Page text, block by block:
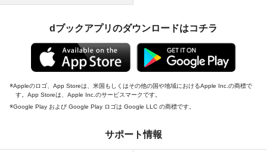
dブックアプリのダウンロードはコチラ
Appleのロゴ、App Storeは、米国もしくはその他の国や地域におけるApple Inc.の商標で
す。App Storeは、Apple Inc.のサービスマークです。
Google Play および Google Play ロゴは Google LLC の商標です。
サポート情報